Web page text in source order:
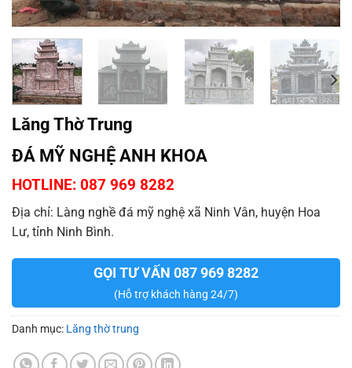
Lăng Thờ Trung
ĐÁ MỸ NGHỆ ANH KHOA
HOTLINE: 087 969 8282
Địa chỉ: Làng nghề đá mỹ nghệ xã Ninh Vân, huyện Hoa
Lư, tỉnh Ninh Bình.
GỌI TƯ VẤN 087 969 8282
(Hỗ trợ khách hàng 24/7)
Danh mục: Lăng thờ trung